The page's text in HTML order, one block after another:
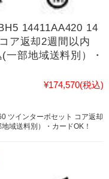
14411AA420 14
ア返却2週間以内
一部地域送料別）・
¥174,570(税込)
ツインターボセット コア返却
域送料別）・カードOK！